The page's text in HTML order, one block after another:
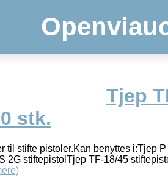
Tjep
stk.
til stifte pistoler.Kan benyttes i:Tjep
2G stiftepistolTjep TF-18/45